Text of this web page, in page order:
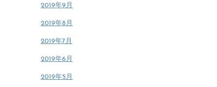
2019年9月
2019年8月
2019年7月
2019年6月
2019年5月